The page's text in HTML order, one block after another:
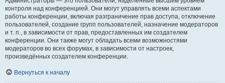
контроля над конференцией. Они могут управлять всеми аспектами
работы конференции, включая разграничение прав доступа, отключение
пользователей, создание групп пользователей, назначение модераторов
и т. п., в зависимости от прав, предоставленных им создателем
конференции. Они также могут обладать всеми возможностями
модераторов во всех форумах, в зависимости от настроек,
произведённых создателем конференции.
Вернуться к началу